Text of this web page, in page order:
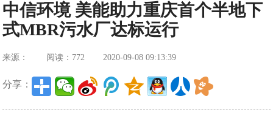
中信环境 美能助力重庆首个半地下
式MBR污水厂达标运行
来源： 阅读：772 2020-09-08 09:13:39
分享：